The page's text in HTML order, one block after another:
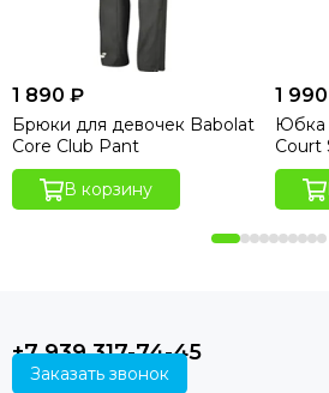
1 890 ₽
Брюки для девочек Babolat
Core Club Pant
В корзину
1
Юбка
Court
+7 939 317-74-45
Заказать звонок